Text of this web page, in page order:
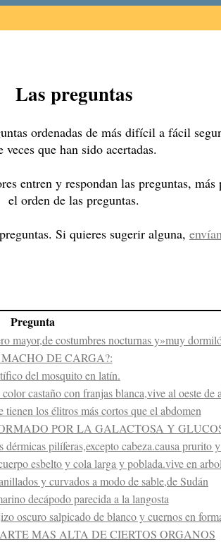
Las preguntas
ordenadas de más difícil a fácil
veces que han sido acertadas.
entren y respondan las preguntas, más
el orden de las preguntas.
Si quieres sugerir alguna,
Pregunta
mayor,de costumbres nocturnas y»muy
DE CARGA?:
del mosquito en latín.
castaño con franjas blanca,vive al oeste de
tienen los élitros más cortos que el abdomen
POR LA GALACTOSA Y
pilíferas,excepto cabeza.causa prurito
esbelto y cola larga y poblada.vive en
y curvados a modo de sable,de Sudán
decápodo parecida a la langosta
oscuro salpicado de blanco y cuernos en
MAS ALTA DE CIERTOS ORGANOS